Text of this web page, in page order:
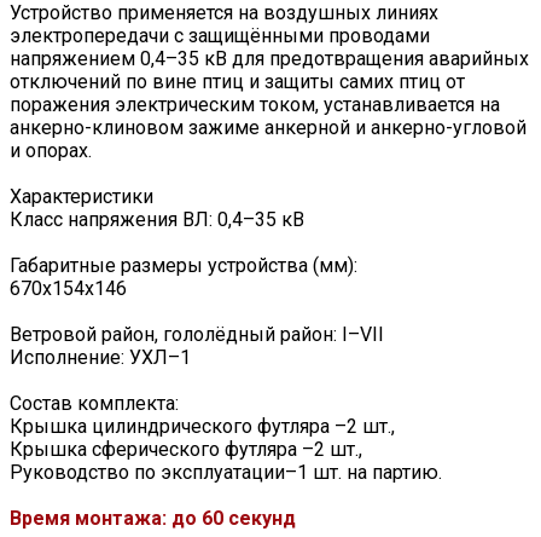
Устройство применяется на воздушных линиях
электропередачи с защищёнными проводами
напряжением 0,4–35 кВ для предотвращения аварийных
отключений по вине птиц и защиты самих птиц от
поражения электрическим током, устанавливается на
анкерно-клиновом зажиме анкерной и анкерно-угловой
и опорах.
Характеристики
Класс напряжения ВЛ: 0,4–35 кВ
Габаритные размеры устройства (мм):
670x154x146
Ветровой район, гололёдный район: I–VII
Исполнение: УХЛ–1
Состав комплекта:
Крышка цилиндрического футляра –2 шт.,
Крышка сферического футляра –2 шт.,
Руководство по эксплуатации–1 шт. на партию.
Время монтажа: до 60 секунд